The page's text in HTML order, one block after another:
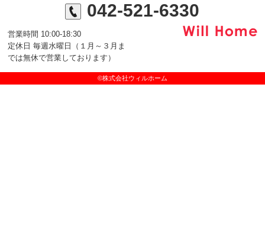
042-521-6330
営業時間 10:00-18:30
定休日 毎週水曜日（１月～３月ま
では無休で営業しております）
©株式会社ウィルホーム